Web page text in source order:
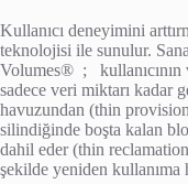
Kullanıcı deneyimini
teknolojisi ile sunulur.
Volumes® ; kullanıcının
sadece veri miktarı kadar
havuzundan (thin
silindiğinde boşta kalan
dahil eder (thin
şekilde yeniden kullanıma